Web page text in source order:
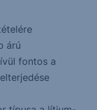
árú
fontos a